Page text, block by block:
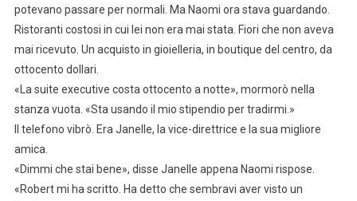
potevano passare per normali. Ma Naomi ora stava guardando.
Ristoranti costosi in cui lei non era mai stata. Fiori che non aveva
mai ricevuto. Un acquisto in gioielleria, in boutique del centro, da
ottocento dollari.
«La suite executive costa ottocento a notte», mormorò nella
stanza vuota. «Sta usando il mio stipendio per tradirmi.»
Il telefono vibrò. Era Janelle, la vice-direttrice e la sua migliore
amica.
«Dimmi che stai bene», disse Janelle appena Naomi rispose.
«Robert mi ha scritto. Ha detto che sembravi aver visto un